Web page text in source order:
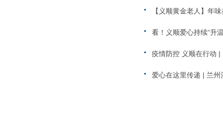
【义顺黄金老人】年
看！义顺爱心持续“升
疫情防控 义顺在行动
爱心在这里传递 | 兰